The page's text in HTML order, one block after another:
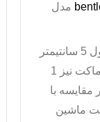
مدل
مدل کانتیننتال دارای طول 5 سانتیمتر
و عرض 2 سانتیمتری است ، ارتفاع این ماکت نیز 1
مقایسه با
. ماکت ماشین